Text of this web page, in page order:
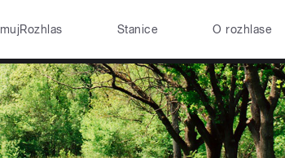
mujRozhlas Stanice O rozhlase